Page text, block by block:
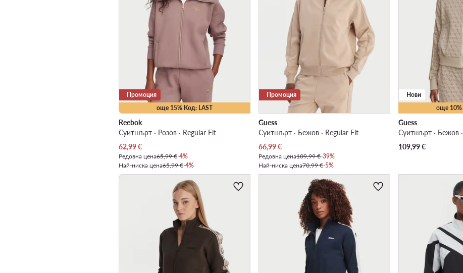
още 15% Код: LAST
Промоция
Reebok
Суитшърт · Розов · Regular Fit
Актуална цена
62,99€
Редовна цена65,99 €-4%
Най-ниска цена65,99 €-4%
Промоция
Guess
Суитшърт · Бежов · Regular Fit
Актуална цена
66,99€
Редовна цена109,99 €-39%
Най-ниска цена70,99 €-5%
още 10%
Нови
Guess
Суитшърт · Бежов
109,99€